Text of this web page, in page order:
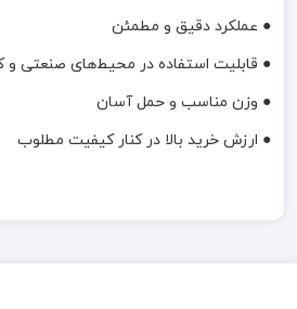
● عملکرد دقیق و مطمئن
● قابلیت استفاده در محیط‌های صنعتی و
● وزن مناسب و حمل آسان
● ارزش خرید بالا در کنار کیفیت مطلوب